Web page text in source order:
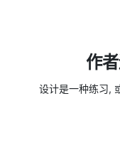
作
设计是一种练习,